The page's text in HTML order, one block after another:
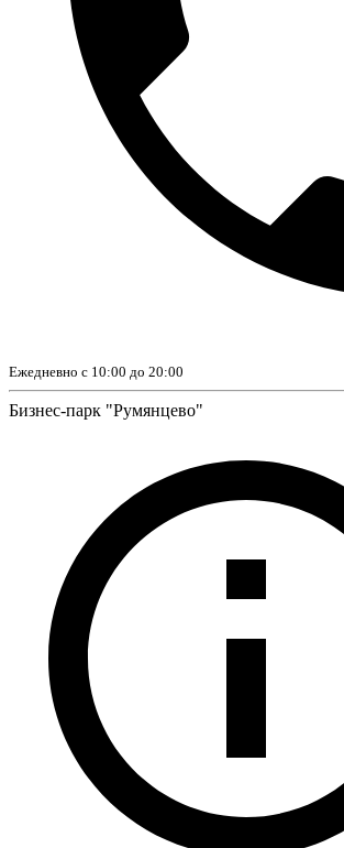
Ежедневно с 10:00 до 20:00
Бизнес-парк "Румянцево"